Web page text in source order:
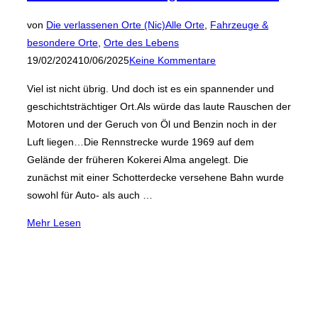
von Die verlassenen Orte (Nic)Alle Orte, Fahrzeuge &
besondere Orte, Orte des LebensVeröffentlicht
am
19/02/202410/06/2025Keine Kommentare
Viel ist nicht übrig. Und doch ist es ein spannender und
geschichtsträchtiger Ort.Als würde das laute Rauschen der
Motoren und der Geruch von Öl und Benzin noch in der
Luft liegen…Die Rennstrecke wurde 1969 auf dem
Gelände der früheren Kokerei Alma angelegt. Die
zunächst mit einer Schotterdecke versehene Bahn wurde
sowohl für Auto- als auch …
Mehr über
Lesen